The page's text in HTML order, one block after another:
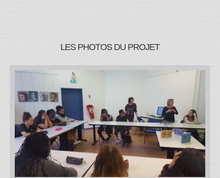
LES PHOTOS DU PROJET